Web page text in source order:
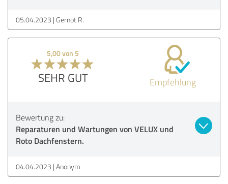
05.04.2023 Gernot R.
5,00 von 5
SEHR GUT Empfehlung
Bewertung zu:
Reparaturen und Wartungen von VELUX und
Roto Dachfenstern.
04.04.2023 Anonym